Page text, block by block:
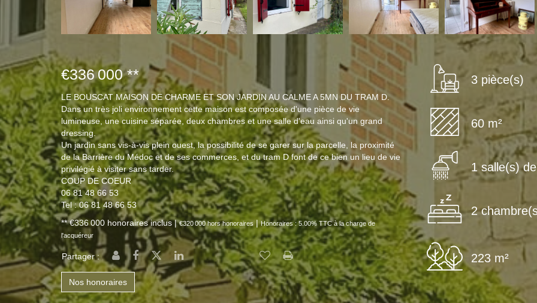
€336 000 **
LE BOUSCAT MAISON DE CHARME ET SON JARDIN AU CALME A 5MN DU TRAM D.
Dans un très joli environnement cette maison est composée d'une pièce de vie
lumineuse, une cuisine séparée, deux chambres et une salle d'eau ainsi qu'un grand
dressing.
Un jardin sans vis-à-vis plein ouest, la possibilité de se garer sur la parcelle, la proximité
de la Barrière du Médoc et de ses commerces, et du tram D font de ce bien un lieu de vie
privilégié à visiter sans tarder.
COUP DE COEUR
06 81 48 66 53
Tel : 06 81 48 66 53
** €336 000 honoraires inclus|€320 000 hors honoraires|Honoraires : 5.00% TTC à la charge de
l'acquéreur
Partager :
Nos honoraires
3 pièce(s)
60 m²
1 salle(s)
2
223 m²